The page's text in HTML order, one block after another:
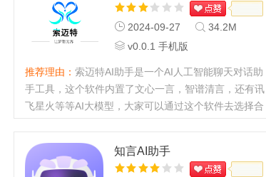
2024-09-27
34.2M
v0.0.1 手机版
推荐理由： 索迈特AI助手是一个AI人工智能聊天对话助
手工具，这个软件内置了文心一言，智谱清言，还有讯
飞星火等等AI大模型，大家可以通过这个软件去选择合
知言AI助手